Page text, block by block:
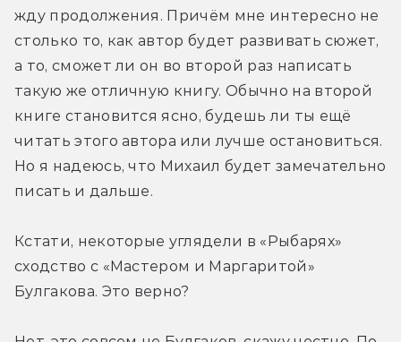
жду продолжения. Причём мне интересно не
столько то, как автор будет развивать сюжет,
а то, сможет ли он во второй раз написать
такую же отличную книгу. Обычно на второй
книге становится ясно, будешь ли ты ещё
читать этого автора или лучше остановиться.
Но я надеюсь, что Михаил будет замечательно
писать и дальше.
Кстати, некоторые углядели в «Рыбарях»
сходство с «Мастером и Маргаритой»
Булгакова. Это верно?